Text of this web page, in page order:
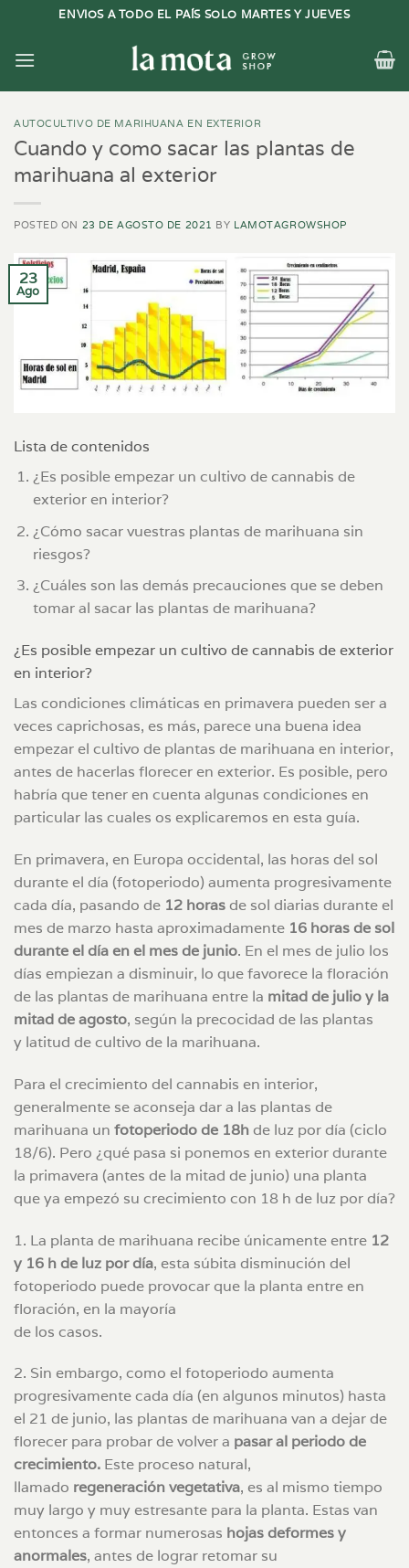
contenido
ENVIOS A TODO EL PAÍS SOLO MARTES Y JUEVES
AUTOCULTIVO DE MARIHUANA EN EXTERIOR
Cuando y como sacar las plantas de
marihuana al exterior
POSTED ON 23 DE AGOSTO DE 2021 BY LAMOTAGROWSHOP
23
Ago
Lista de contenidos
¿Es posible empezar un cultivo de cannabis de
exterior en interior?
¿Cómo sacar vuestras plantas de marihuana sin
riesgos?
¿Cuáles son las demás precauciones que se deben
tomar al sacar las plantas de marihuana?
¿Es posible empezar un cultivo de cannabis de exterior
en interior?
Las condiciones climáticas en primavera pueden ser a
veces caprichosas, es más, parece una buena idea
empezar el cultivo de plantas de marihuana en interior,
antes de hacerlas florecer en exterior. Es posible, pero
habría que tener en cuenta algunas condiciones en
particular las cuales os explicaremos en esta guía.
En primavera, en Europa occidental, las horas del sol
durante el día (fotoperiodo) aumenta progresivamente
cada día, pasando de 12 horasde sol diarias durante el
mes de marzo hasta aproximadamente 16 horas de sol
durante el día en el mes de junio. En el mes de julio los
días empiezan a disminuir, lo que favorece la floración
de las plantas de marihuana entre la mitad de julio y la
mitad de agosto, según la precocidad de las plantas
y latitud de cultivo de la marihuana.
Para el crecimiento del cannabis en interior,
generalmente se aconseja dar a las plantas de
marihuana un fotoperiodo de 18hde luz por día (ciclo
18/6). Pero ¿qué pasa si ponemos en exterior durante
la primavera (antes de la mitad de junio) una planta
que ya empezó su crecimiento con 18 h de luz por día?
1. La planta de marihuana recibe únicamente entre 12
y 16 h de luz por día, esta súbita disminución del
fotoperiodo puede provocar que la planta entre en
floración, en la mayoría
de los casos.
2. Sin embargo, como el fotoperiodo aumenta
progresivamente cada día (en algunos minutos) hasta
el 21 de junio, las plantas de marihuana van a dejar de
florecer para probar de volver a pasar al periodo de
crecimiento. Este proceso natural,
llamado regeneración vegetativa, es al mismo tiempo
muy largo y muy estresante para la planta. Estas van
entonces a formar numerosas hojas deformes y
anormales, antes de lograr retomar su